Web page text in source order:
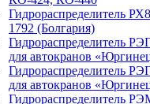
Гидрораспределитель
1792 (Болгария)
Гидрораспределитель
для автокранов
Гидрораспределитель
для автокранов
Гидрораспределитель